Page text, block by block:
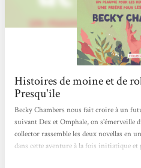
Histoires de moine et de
Presqu'ile
Becky Chambers nous fait croire à un
suivant Dex et Omphale, on s'émerveille
collector rassemble les deux novellas en
dans cette aventure à la fois initiatique